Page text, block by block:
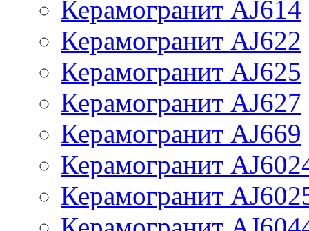
Керамогранит AJ614
Керамогранит AJ622
Керамогранит AJ625
Керамогранит AJ627
Керамогранит AJ669
Керамогранит
Керамогранит